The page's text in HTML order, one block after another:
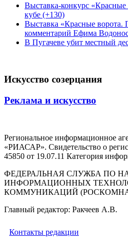
Выставка-конкурс «Красные
кубе (+130)
Выставка «Красные ворота.
комментарий Ефима
В Пугачеве убит местный
Искусство созерцания
Реклама и искусство
Региональное информационное
«РИАСАР». Свидетельство о
45850 от 19.07.11 Категория
ФЕДЕРАЛЬНАЯ СЛУЖБА ПО
ИНФОРМАЦИОННЫХ
КОММУНИКАЦИЙ
Главный редактор: Ракчеев А.В.
Контакты редакции